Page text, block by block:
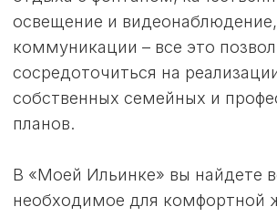
«МОЯ ИЛЬИНКА»:
ВАШ НОВЫЙ
ДОМ В РОССИИ
ЖДЁТ ВАС!
Пришло время вернуться на Родину и начать
Хотите жить в красивом и современном